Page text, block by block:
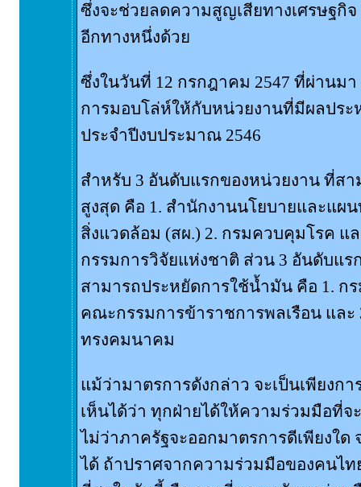
ซึ่งจะช่วยลดความสูญเสียทางเศรษฐกิ
อีกทางหนึ่งด้วย
ซึ่งในวันที่ 12 กรกฎาคม 2547 ที่ผ่านมา
การมอบโล่ห์ให้กับหน่วยงานที่มีผลประ
ประจำปีงบประมาณ 2546
สำหรับ 3 อันดับแรกของหน่วยงาน ที่ส
สูงสุด คือ 1. สำนักงานนโยบายและแผ
สิ่งแวดล้อม (สผ.) 2. กรมควบคุมโรค แ
กรรมการวิจัยแห่งชาติ ส่วน 3 อันดับแร
สามารถประหยัดการใช้น้ำมัน คือ 1. ก
คณะกรรมการข้าราชการพลเรือน และ
ทรงคมนาคม
แม้ว่ามาตรการดังกล่าว จะเป็นเพียงก
เห็นได้ว่า ทุกฝ่ายได้ให้ความร่วมมือที่จ
ไม่ว่าภาครัฐจะออกมาตรการดีเพียงใด
ได้ ถ้าปราศจากความร่วมมือของคนไ